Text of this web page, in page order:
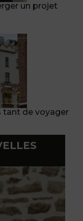
un projet
tant de voyager